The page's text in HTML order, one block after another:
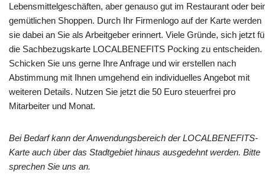
Lebensmittelgeschäften, aber genauso gut im Restaurant oder
gemütlichen Shoppen. Durch Ihr Firmenlogo auf der Karte werden
sie dabei an Sie als Arbeitgeber erinnert. Viele Gründe, sich jetzt
die Sachbezugskarte LOCALBENEFITS Pocking zu entscheiden.
Schicken Sie uns gerne Ihre Anfrage und wir erstellen nach
Abstimmung mit Ihnen umgehend ein individuelles Angebot mit
weiteren Details. Nutzen Sie jetzt die 50 Euro steuerfrei pro
Mitarbeiter und Monat.
Bei Bedarf kann der Anwendungsbereich der LOCALBENEFITS-
Karte auch über das Stadtgebiet hinaus ausgedehnt werden. Bitte
sprechen Sie uns an.